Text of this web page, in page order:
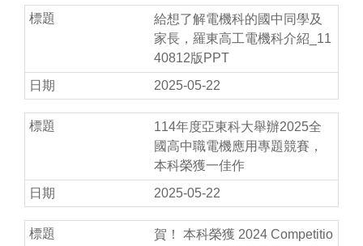
給想了解電機科的國中同學及
家長，羅東高工電機科介紹_11
40812版PPT
2025-05-22
114年度亞東科大舉辦2025全
國高中職電機應用專題競賽，
本科榮獲一佳作
2025-05-22
賀！ 本科榮獲 2024 Competitio